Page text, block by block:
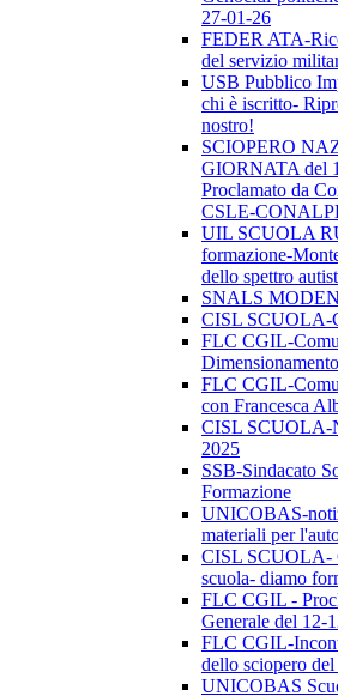
27-01-26
FEDER ATA-
del servizio
USB Pubblico
chi è iscritto-
nostro!
SCIOPERO
GIORNATA del
Proclamato da
CSLE-
UIL SCUOLA
formazione-
dello spettro
SNALS
CISL SCUOLA-
FLC CGIL-
FLC CGIL-
con Francesca
CISL SCUOLA-
2025
SSB-Sindacato
Formazione
UNICOBAS-
materiali per
CISL SCUOLA-
scuola- diamo
FLC CGIL -
Generale del 12-
FLC CGIL-
dello sciopero
UNICOBAS